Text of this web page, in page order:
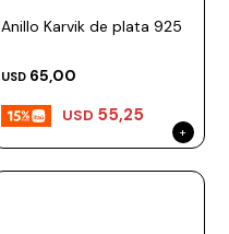
Anillo Karvik de plata 925
USD 65,00
USD 55,25